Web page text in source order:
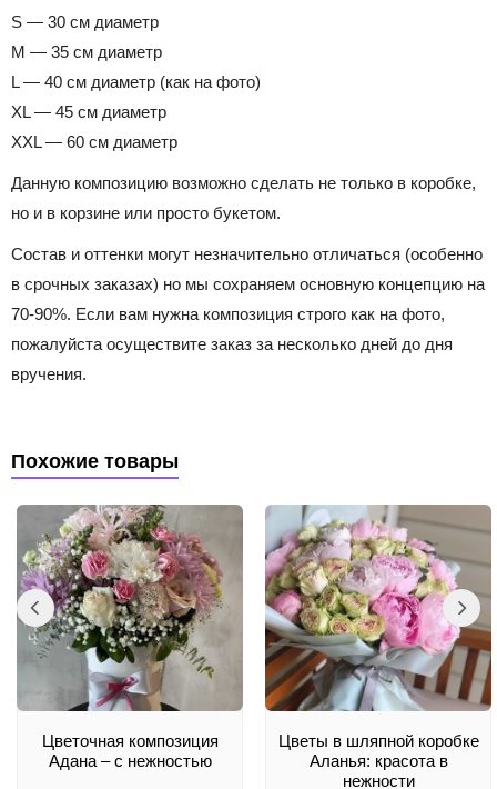
S — 30 см диаметр
M — 35 см диаметр
L — 40 см диаметр (как на фото)
XL — 45 см диаметр
XXL — 60 см диаметр
Данную композицию возможно сделать не только в коробке,
но и в корзине или просто букетом.
Состав и оттенки могут незначительно отличаться (особенно
в срочных заказах) но мы сохраняем основную концепцию на
70-90%. Если вам нужна композиция строго как на фото,
пожалуйста осуществите заказ за несколько дней до дня
вручения.
Похожие товары
Цветочная композиция
Адана – с нежностью
Цветы в шляпной коробке
Аланья: красота в
нежности